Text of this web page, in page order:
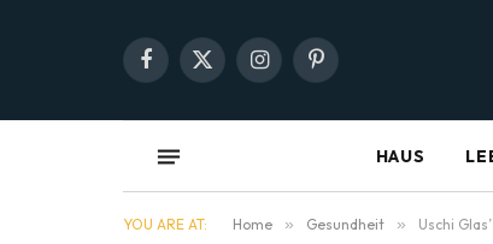
Facebook
X
InstagramPinterest
HAUS
YOU ARE AT: Home » Gesundheit » Uschi